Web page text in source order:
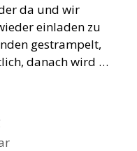
da und wir
einladen zu
gestrampelt,
danach wird …